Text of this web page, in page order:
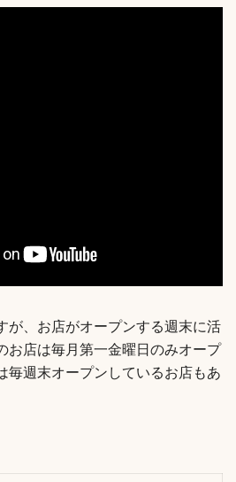
が、お店がオープンする週末に活
お店は毎月第一金曜日のみオープ
毎週末オープンしているお店もあ